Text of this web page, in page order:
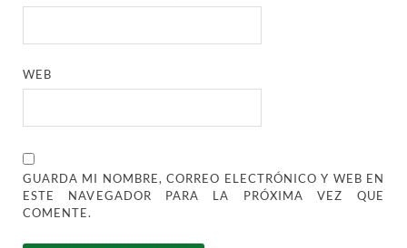
WEB
GUARDA MI NOMBRE, CORREO ELECTRÓNICO Y WEB EN
ESTE NAVEGADOR PARA LA PRÓXIMA VEZ QUE
COMENTE.